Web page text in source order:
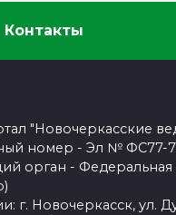
Контакты
"Новочеркасские
номер - Эл № ФС77-
орган -
г. Новочеркасск, ул.